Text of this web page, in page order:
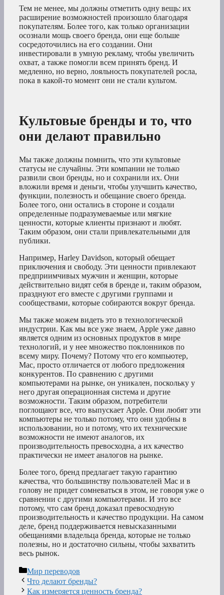
Тем не менее, мы должны отметить одну вещь: их
расширение возможностей произошло благодаря
покупателям. Более того, как только организации
осознали мощь своего бренда, они еще больше
сосредоточились на его создании. Они
инвестировали в умную рекламу, чтобы увеличить
охват, а также помогли всем принять бренд. И
медленно, но верно, лояльность покупателей росла,
пока в какой-то момент они не стали культом.
Культовые бренды и то, что
они делают правильно
Мы также должны помнить, что эти культовые
статусы не случайны. Эти компании не только
развили свои бренды, но и сохранили их. Они
вложили время и деньги, чтобы улучшить качество,
функции, полезность и обещание своего бренда.
Более того, они остались в стороне и создали
определенные подразумеваемые или мягкие
ценности, которые клиенты признают и любят.
Таким образом, они стали привлекательными для
публики.
Например, Harley Davidson, который обещает
приключения и свободу. Эти ценности привлекают
предприимчивых мужчин и женщин, которые
действительно видят себя в бренде и, таким образом,
празднуют его вместе с другими группами и
сообществами, которые собираются вокруг бренда.
Мы также можем видеть это в технологической
индустрии. Как мы все уже знаем, Apple уже давно
является одним из основных продуктов в мире
технологий, и у нее множество поклонников по
всему миру. Почему? Потому что его компьютер,
Mac, просто отличается от любого предложения
конкурентов. По сравнению с другими
компьютерами на рынке, он уникален, поскольку у
него другая операционная система и другие
возможности. Таким образом, потребители
поглощают все, что выпускает Apple. Они любят эти
компьютеры не только потому, что они удобны в
использовании, но и потому, что их технические
возможности не имеют аналогов, их
производительность превосходна, а их качество
практически не имеет аналогов на рынке.
Более того, бренд предлагает такую гарантию
качества, что большинству пользователей Mac и в
голову не придет сомневаться в этом, не говоря уже о
сравнении с другими компьютерами. И это все
потому, что сам бренд доказал превосходную
производительность и качество продукции. На самом
деле, бренд поддерживается невысказанными
обещаниями владельца бренда, которые не только
полезны, но и достаточно сильны, чтобы захватить
весь рынок.
Рубрики
Мир переводов
Что делают бренды?
Как измеряется ценность бренда?